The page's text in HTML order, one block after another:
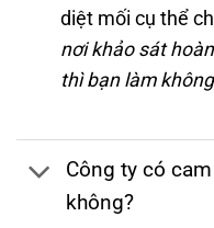
diệt mối cụ thể
nơi khảo sát
thì bạn làm
Công ty có
không?